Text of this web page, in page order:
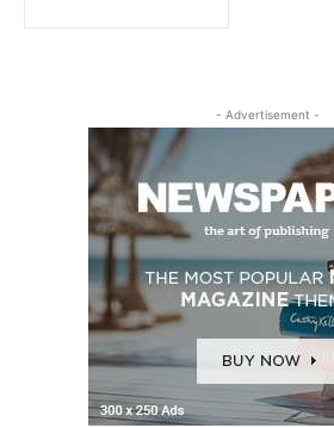
- Advertisement -